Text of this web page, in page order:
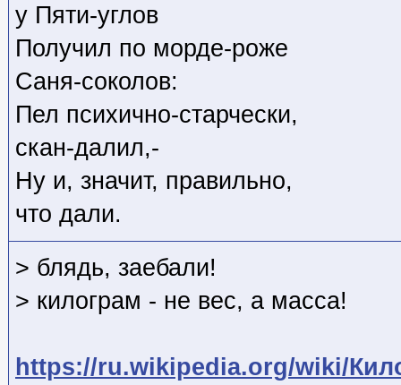
у Пяти-углов
Получил по морде-роже
Саня-соколов:
Пел психично-старчески,
скан-далил,-
Ну и, значит, правильно,
что дали.
> блядь, заебали!
> килограм - не вес, а масса!
https://ru.wikipedia.org/wiki/